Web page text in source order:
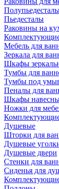
Пьедесталы
Раковины на
Мебель для
Зеркала для
Шкафы
Тумбы для
Тумбы под
Пеналы для
Шкафы
Ножки для
Душевые
Шторки для
Душевые
Душевые двери
Стенки для
Сиденья для